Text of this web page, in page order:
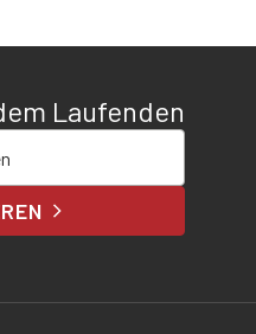
Laufenden